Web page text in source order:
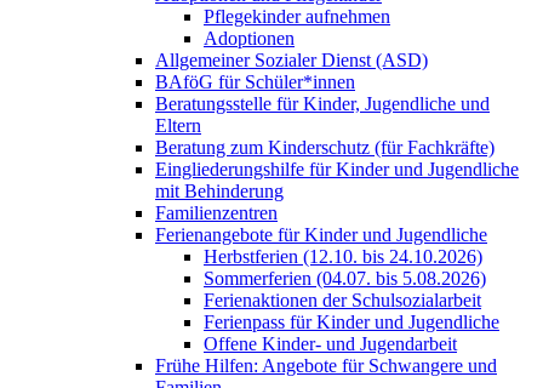
Pflegekinder aufnehmen
Adoptionen
Allgemeiner Sozialer Dienst (ASD)
BAföG für Schüler*innen
Beratungsstelle für Kinder, Jugendliche und
Eltern
Beratung zum Kinderschutz (für Fachkräfte)
Eingliederungshilfe für Kinder und Jugendliche
mit Behinderung
Familienzentren
Ferienangebote für Kinder und Jugendliche
Herbstferien (12.10. bis 24.10.2026)
Sommerferien (04.07. bis 5.08.2026)
Ferienaktionen der Schulsozialarbeit
Ferienpass für Kinder und Jugendliche
Offene Kinder- und Jugendarbeit
Frühe Hilfen: Angebote für Schwangere und